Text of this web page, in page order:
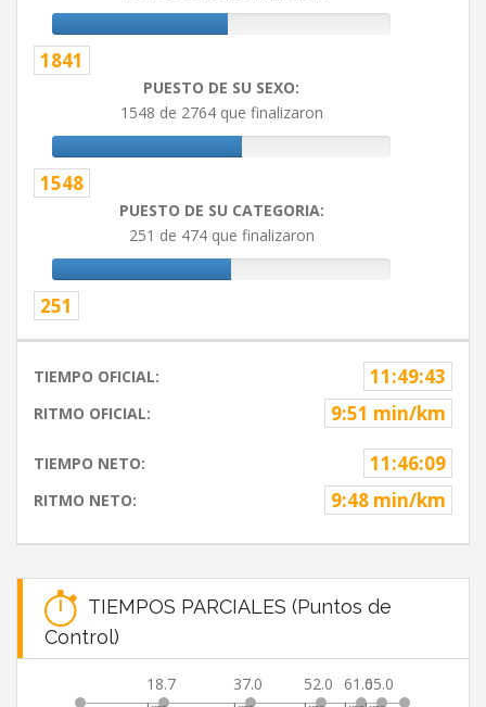
1841
PUESTO DE SU SEXO:
1548 de 2764 que finalizaron
1548
PUESTO DE SU CATEGORIA:
251 de 474 que finalizaron
251
TIEMPO OFICIAL: 11:49:43
RITMO OFICIAL: 9:51 min/km
TIEMPO NETO: 11:46:09
RITMO NETO: 9:48 min/km
TIEMPOS PARCIALES (Puntos de
Control)
18.7
37.0
52.0
61.065.0